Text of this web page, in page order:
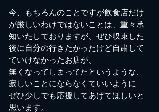
今、もちろんのことですが飲食店だけ
が厳しいわけではないことは、重々承
知いたしておりますが、ぜひ収束した
後に自分の行きたかったけど自粛して
ていけなかったお店が、
無くなってしまってたというような、
寂しいことにならなくていいように
ぜひ少しでも応援してあげてほしいと
思います。